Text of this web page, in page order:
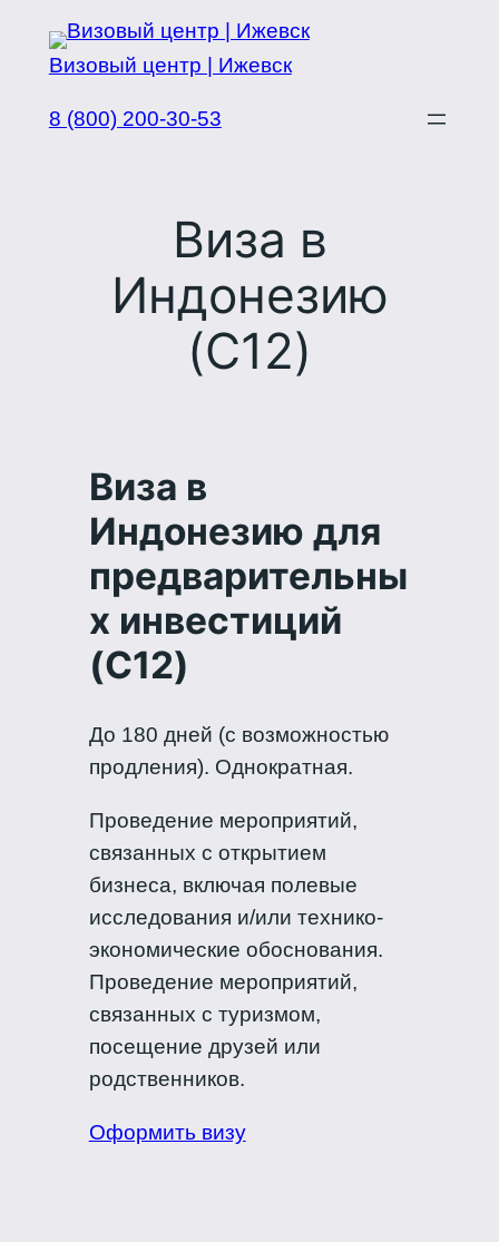
Перейти
Визовый центр | Ижевск
8 (800) 200-30-53
Виза в
Индонезию
(C12)
Виза в
Индонезию для
предварительны
х инвестиций
(C12)
До 180 дней (с возможностью
продления). Однократная.
Проведение мероприятий,
связанных с открытием
бизнеса, включая полевые
исследования и/или технико-
экономические обоснования.
Проведение мероприятий,
связанных с туризмом,
посещение друзей или
родственников.
Оформить визу